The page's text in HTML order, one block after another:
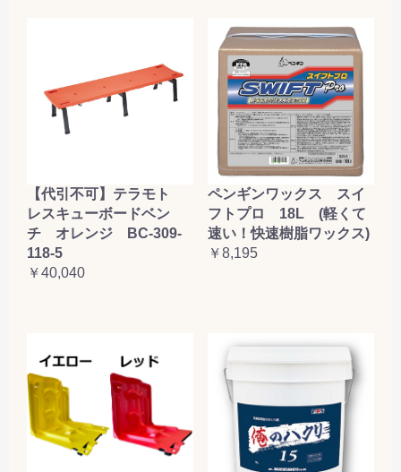
【代引不可】テラモト
レスキューボードベン
チ オレンジ BC-309-
118-5
￥40,040
ペンギンワックス スイ
フトプロ 18L (軽くて
速い！快速樹脂ワックス)
￥8,195